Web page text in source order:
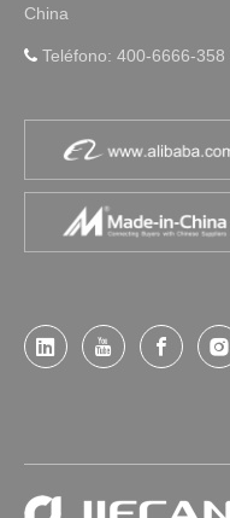
China
 Teléfono: 400-6666-358